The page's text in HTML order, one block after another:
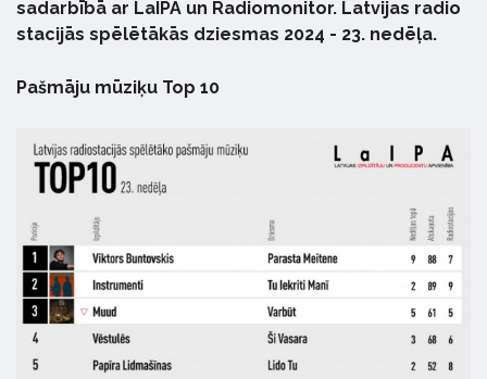
sadarbībā ar LaIPA un Radiomonitor. Latvijas radio
stacijās spēlētākās dziesmas 2024 - 23. nedēļa.
Pašmāju mūziķu Top 10